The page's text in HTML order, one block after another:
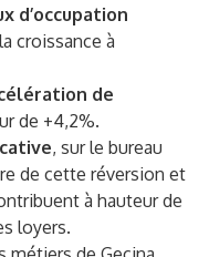
d’occupation
croissance à
de
de +4,2%.
, sur le bureau
de cette réversion et
à hauteur de
loyers.